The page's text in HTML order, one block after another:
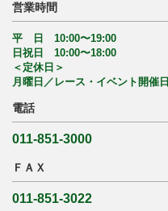
営業時間
平 日 10:00〜19:00
日祝日 10:00〜18:00
＜定休日＞
月曜日／レース・イベント開催日
電話
011-851-3000
ＦＡＸ
011-851-3022